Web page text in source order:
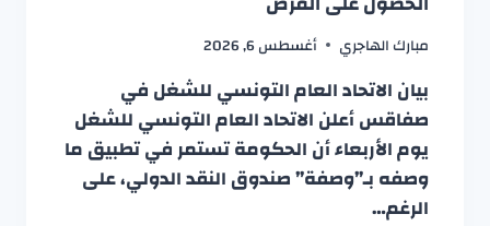
مبارك الهاجري أغسطس 6, 2026
بيان الاتحاد العام التونسي للشغل في
صفاقس أعلن الاتحاد العام التونسي للشغل
يوم الأربعاء أن الحكومة تستمر في تطبيق ما
وصفه بـ”وصفة” صندوق النقد الدولي، على
الرغم…